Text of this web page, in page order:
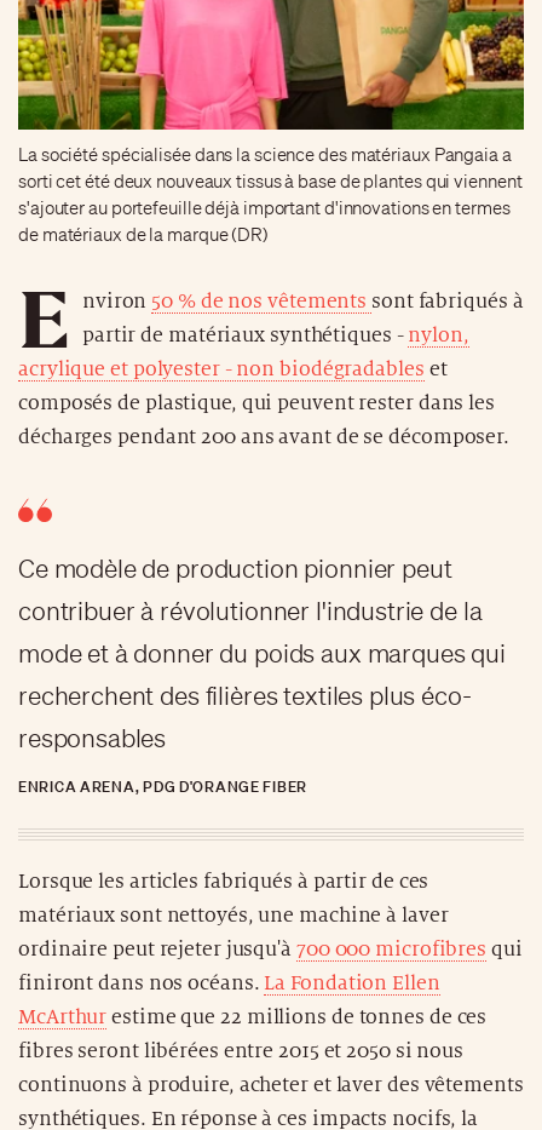
La société spécialisée dans la science des matériaux Pangaia a
sorti cet été deux nouveaux tissus à base de plantes qui viennent
s'ajouter au portefeuille déjà important d'innovations en termes
de matériaux de la marque (DR)
E nviron 50 % de nos vêtements sont fabriqués à
partir de matériaux synthétiques - nylon,
acrylique et polyester - non biodégradables et
composés de plastique, qui peuvent rester dans les
décharges pendant 200 ans avant de se décomposer.
Ce modèle de production pionnier peut
contribuer à révolutionner l'industrie de la
mode et à donner du poids aux marques qui
recherchent des filières textiles plus éco-
responsables
ENRICA ARENA, PDG D'ORANGE FIBER
Lorsque les articles fabriqués à partir de ces
matériaux sont nettoyés, une machine à laver
ordinaire peut rejeter jusqu'à 700 000 microfibres qui
finiront dans nos océans. La Fondation Ellen
McArthur estime que 22 millions de tonnes de ces
fibres seront libérées entre 2015 et 2050 si nous
continuons à produire, acheter et laver des vêtements
synthétiques. En réponse à ces impacts nocifs, la